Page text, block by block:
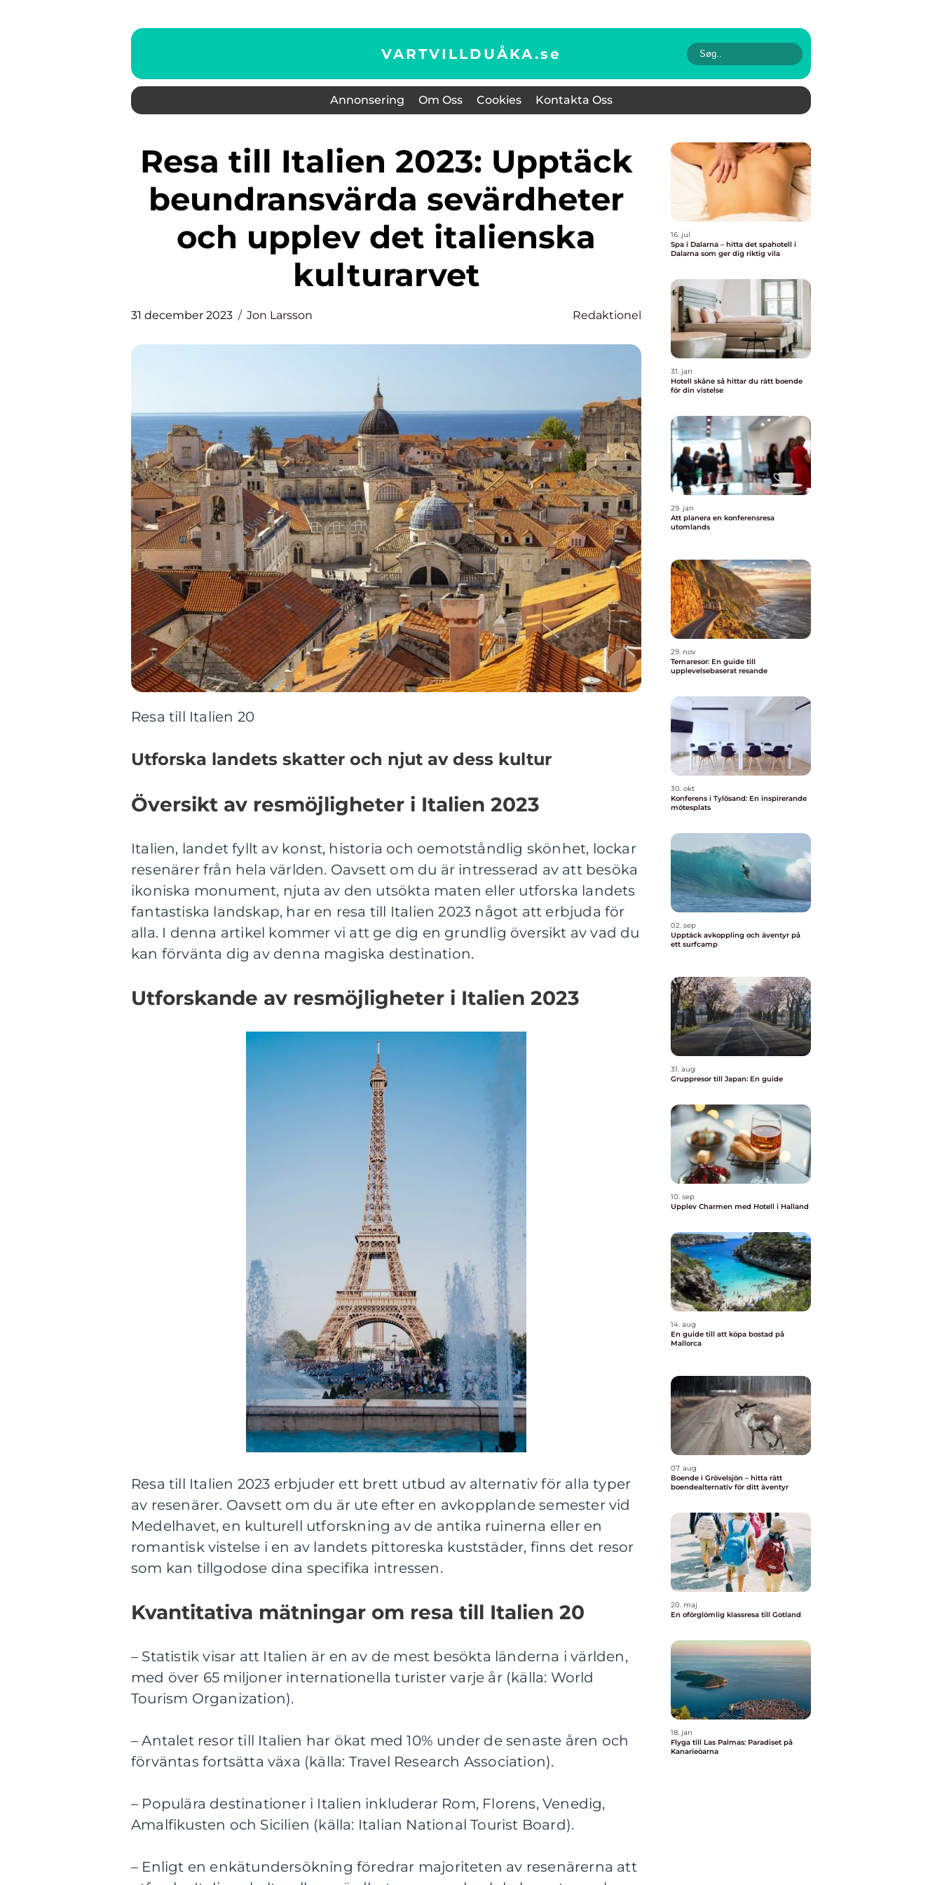
VARTVILLDUÅKA.se
Annonsering Om Oss Cookies Kontakta Oss
Resa till Italien 2023: Upptäck
beundransvärda sevärdheter
och upplev det italienska
kulturarvet
31 december 2023 Jon Larsson Redaktionel
Resa till Italien 20
Utforska landets skatter och njut av dess kultur
Översikt av resmöjligheter i Italien 2023
Italien, landet fyllt av konst, historia och oemotståndlig skönhet, lockar
resenärer från hela världen. Oavsett om du är intresserad av att besöka
ikoniska monument, njuta av den utsökta maten eller utforska landets
fantastiska landskap, har en resa till Italien 2023 något att erbjuda för
alla. I denna artikel kommer vi att ge dig en grundlig översikt av vad du
kan förvänta dig av denna magiska destination.
Utforskande av resmöjligheter i Italien 2023
Resa till Italien 2023 erbjuder ett brett utbud av alternativ för alla typer
av resenärer. Oavsett om du är ute efter en avkopplande semester vid
Medelhavet, en kulturell utforskning av de antika ruinerna eller en
romantisk vistelse i en av landets pittoreska kuststäder, finns det resor
som kan tillgodose dina specifika intressen.
Kvantitativa mätningar om resa till Italien 20
– Statistik visar att Italien är en av de mest besökta länderna i världen,
med över 65 miljoner internationella turister varje år (källa: World
Tourism Organization).
– Antalet resor till Italien har ökat med 10% under de senaste åren och
förväntas fortsätta växa (källa: Travel Research Association).
– Populära destinationer i Italien inkluderar Rom, Florens, Venedig,
Amalfikusten och Sicilien (källa: Italian National Tourist Board).
– Enligt en enkätundersökning föredrar majoriteten av resenärerna att
16. jul
Spa i Dalarna – hitta det spahotell i
Dalarna som ger dig riktig vila
31. jan
Hotell skåne så hittar du rätt boende
för din vistelse
29. jan
Att planera en konferensresa
utomlands
29. nov
Temaresor: En guide till
upplevelsebaserat resande
30. okt
Konferens i Tylösand: En inspirerande
mötesplats
02. sep
Upptäck avkoppling och äventyr på
ett surfcamp
31. aug
Gruppresor till Japan: En guide
10. sep
Upplev Charmen med Hotell i Halland
14. aug
En guide till att köpa bostad på
Mallorca
07. aug
Boende i Grövelsjön – hitta rätt
boendealternativ för ditt äventyr
20. maj
En oförglömlig klassresa till Gotland
18. jan
Flyga till Las Palmas: Paradiset på
Kanarieöarna